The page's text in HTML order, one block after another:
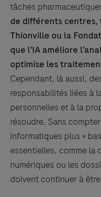
tâches
de différents centres,
Thionville ou la
que l’IA améliore
optimise les
Cependant, là aussi,
responsabilités liées à
personnelles et à la
résoudre. Sans
informatiques plus «
essentielles, comme la
numériques ou les
doivent continuer à